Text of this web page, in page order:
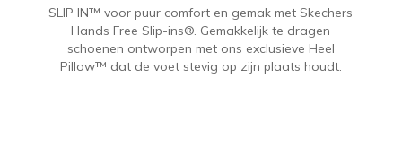
SLIP IN™ voor puur comfort en gemak met Skechers
Hands Free Slip-ins®. Gemakkelijk te dragen
schoenen ontworpen met ons exclusieve Heel
Pillow™ dat de voet stevig op zijn plaats houdt.